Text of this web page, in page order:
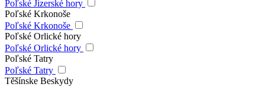
Poľské Jizerské hory
Poľské Krkonoše
Poľské Krkonoše
Poľské Orlické hory
Poľské Orlické hory
Poľské Tatry
Poľské Tatry
Těšínske Beskydy